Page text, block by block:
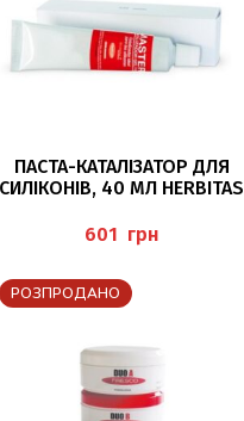
ДОДАТИ В КОШИК
ПАСТА-КАТАЛІЗАТОР ДЛЯ
СИЛІКОНІВ, 40 МЛ HERBITAS
грн
РОЗПРОДАНО